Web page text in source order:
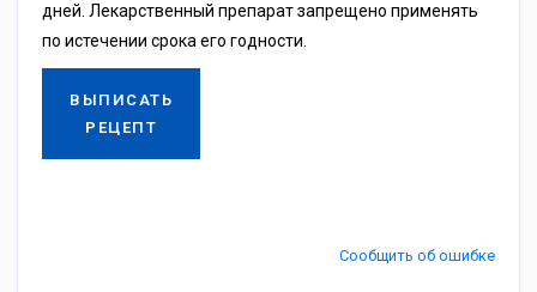
дней. Лекарственный препарат запрещено применять
по истечении срока его годности.
ВЫПИСАТЬ
РЕЦЕПТ
Сообщить об ошибке